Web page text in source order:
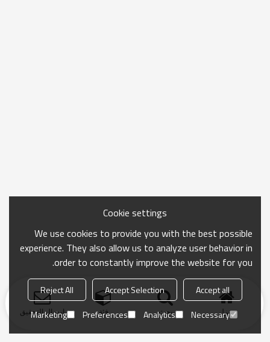
منزل بحث فئة ارسال التحقيق
Cookie settings
We use cookies to provide you with the best possible
experience. They also allow us to analyze user behavior in
order to constantly improve the website for you.
Accept all
Accept Selection
Reject All
Necessary
Analytics
Preferences
Marketing